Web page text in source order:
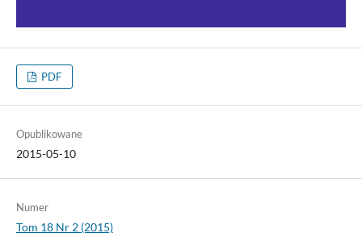
PDF
Opublikowane
2015-05-10
Numer
Tom 18 Nr 2 (2015)